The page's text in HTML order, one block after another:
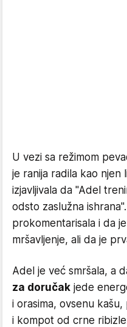
U vezi sa režimom
je ranija radila kao
izjavljivala da "Adel
odsto zaslužna
prokomentarisala i da
mršavljenje, ali da je
Adel je već smršala, a
za doručak jede
i orasima, ovsenu
i kompot od crne